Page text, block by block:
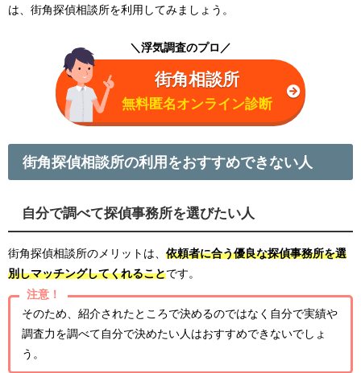
は、街角探偵相談所を利用してみましょう。
＼浮気調査のプロ／
街角相談所
無料匿名オンライン診断
街角探偵相談所の利用をおすすめできない人
自分で調べて探偵事務所を選びたい人
街角探偵相談所のメリットは、 依頼者に合う優良な探偵事務所を選
別しマッチングしてくれることです。
注意！
そのため、紹介されたところで決めるのではなく自分で実績や
調査力を調べて自分で決めたい人はおすすめできないでしょ
う。